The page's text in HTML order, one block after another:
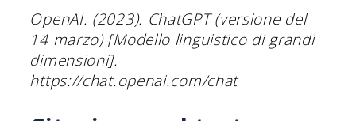
OpenAI. (2023). ChatGPT (versione del
14 marzo) [Modello linguistico di grandi
dimensioni].
https://chat.openai.com/chat